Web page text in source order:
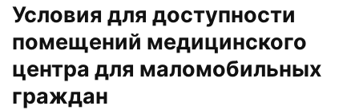
Условия для доступности
помещений медицинского
центра для маломобильных
граждан